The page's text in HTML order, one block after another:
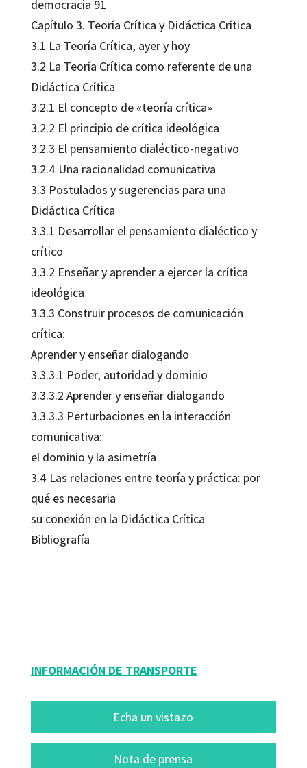
democracia 91
Capítulo 3. Teoría Crítica y Didáctica Crítica
3.1 La Teoría Crítica, ayer y hoy
3.2 La Teoría Crítica como referente de una
Didáctica Crítica
3.2.1 El concepto de «teoría crítica»
3.2.2 El principio de crítica ideológica
3.2.3 El pensamiento dialéctico-negativo
3.2.4 Una racionalidad comunicativa
3.3 Postulados y sugerencias para una
Didáctica Crítica
3.3.1 Desarrollar el pensamiento dialéctico y
crítico
3.3.2 Enseñar y aprender a ejercer la crítica
ideológica
3.3.3 Construir procesos de comunicación
crítica:
Aprender y enseñar dialogando
3.3.3.1 Poder, autoridad y dominio
3.3.3.2 Aprender y enseñar dialogando
3.3.3.3 Perturbaciones en la interacción
comunicativa:
el dominio y la asimetría
3.4 Las relaciones entre teoría y práctica: por
qué es necesaria
su conexión en la Didáctica Crítica
Bibliografía
INFORMACIÓN DE TRANSPORTE
Echa un vistazo
Nota de prensa